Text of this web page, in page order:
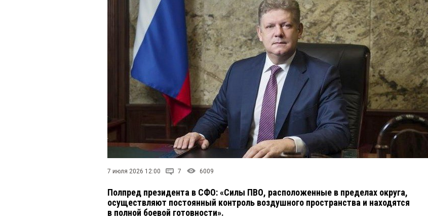
7 июля 2026 12:00 7 6009
Полпред президента в СФО: «Силы ПВО, расположенные в пределах округа,
осуществляют постоянный контроль воздушного пространства и находятся
в полной боевой готовности».